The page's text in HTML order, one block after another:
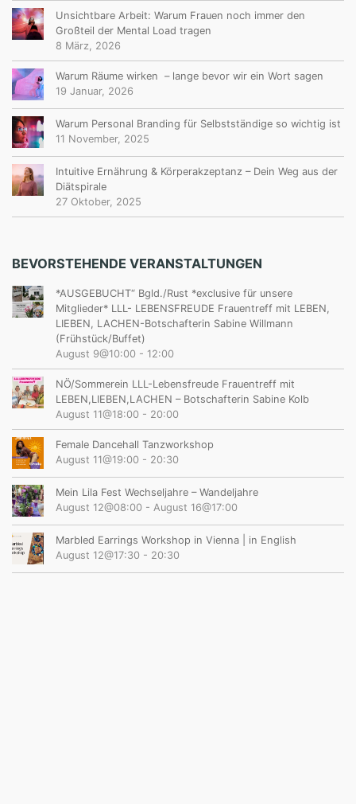
Unsichtbare Arbeit: Warum Frauen noch immer den
Großteil der Mental Load tragen
8 März, 2026
Warum Räume wirken – lange bevor wir ein Wort sagen
19 Januar, 2026
Warum Personal Branding für Selbstständige so wichtig ist
11 November, 2025
Intuitive Ernährung & Körperakzeptanz – Dein Weg aus der
Diätspirale
27 Oktober, 2025
BEVORSTEHENDE VERANSTALTUNGEN
*AUSGEBUCHT“ Bgld./Rust *exclusive für unsere
Mitglieder* LLL- LEBENSFREUDE Frauentreff mit LEBEN,
LIEBEN, LACHEN-Botschafterin Sabine Willmann
(Frühstück/Buffet)
August 9@10:00 - 12:00
NÖ/Sommerein LLL-Lebensfreude Frauentreff mit
LEBEN,LIEBEN,LACHEN – Botschafterin Sabine Kolb
August 11@18:00 - 20:00
Female Dancehall Tanzworkshop
August 11@19:00 - 20:30
Mein Lila Fest Wechseljahre – Wandeljahre
August 12@08:00 - August 16@17:00
Marbled Earrings Workshop in Vienna | in English
August 12@17:30 - 20:30